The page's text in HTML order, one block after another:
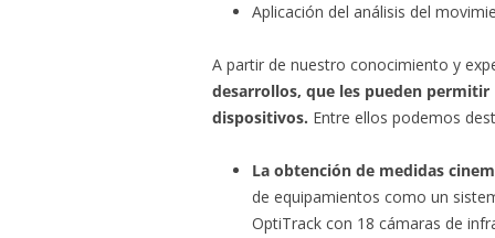
Aplicación del análisis del
A partir de nuestro conocimiento y
desarrollos, que les pueden permitir
dispositivos. Entre ellos podemos
La obtención de medidas
de equipamientos como un
OptiTrack con 18 cámaras de